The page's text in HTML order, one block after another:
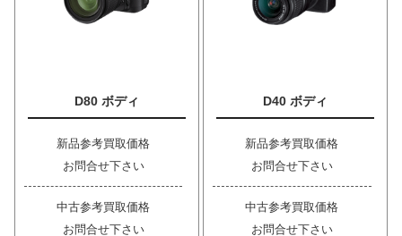
D80 ボディ
新品参考買取価格
お問合せ下さい
中古参考買取価格
お問合せ下さい
D40 ボディ
新品参考買取価格
お問合せ下さい
中古参考買取価格
お問合せ下さい